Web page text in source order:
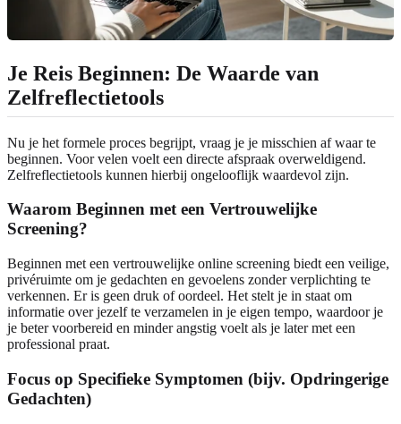
Je Reis Beginnen: De Waarde van
Zelfreflectietools
Nu je het formele proces begrijpt, vraag je je misschien af waar te
beginnen. Voor velen voelt een directe afspraak overweldigend.
Zelfreflectietools kunnen hierbij ongelooflijk waardevol zijn.
Waarom Beginnen met een Vertrouwelijke
Screening?
Beginnen met een vertrouwelijke online screening biedt een veilige,
privéruimte om je gedachten en gevoelens zonder verplichting te
verkennen. Er is geen druk of oordeel. Het stelt je in staat om
informatie over jezelf te verzamelen in je eigen tempo, waardoor je
je beter voorbereid en minder angstig voelt als je later met een
professional praat.
Focus op Specifieke Symptomen (bijv. Opdringerige
Gedachten)